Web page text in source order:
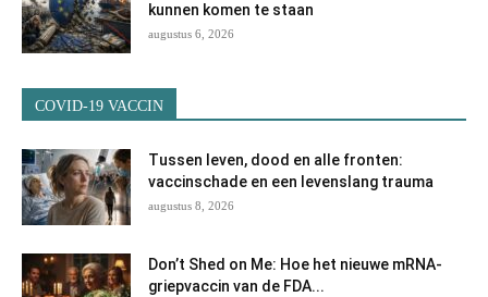
kunnen komen te staan
augustus 6, 2026
COVID-19 VACCIN
Tussen leven, dood en alle fronten:
vaccinschade en een levenslang trauma
augustus 8, 2026
Don’t Shed on Me: Hoe het nieuwe mRNA-
griepvaccin van de FDA...